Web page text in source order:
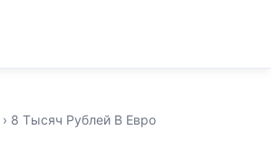
› 8 Тысяч Рублей В Евро